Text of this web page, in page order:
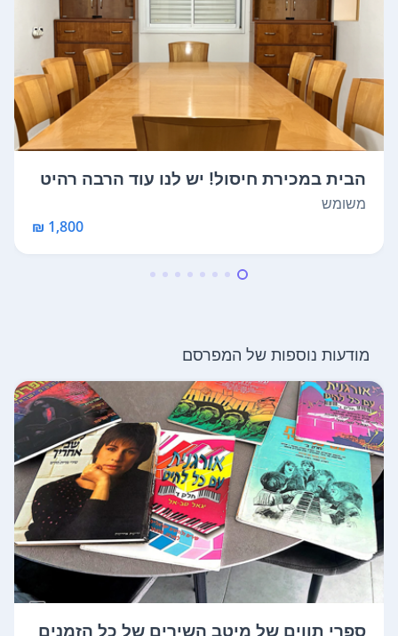
הבית במכירת חיסול! יש לנו עוד הרבה רהיט
י...
משומש
1,800 ₪
מודעות נוספות של המפרסם
ספרי תווים של מיטב השירים של כל הזמנים